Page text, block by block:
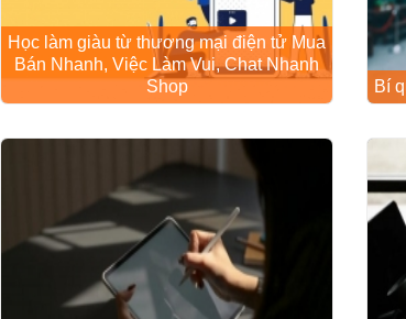
Học làm giàu từ thương mại điện tử Mua
Bán Nhanh, Việc Làm Vui, Chat Nhanh
Shop
Bí